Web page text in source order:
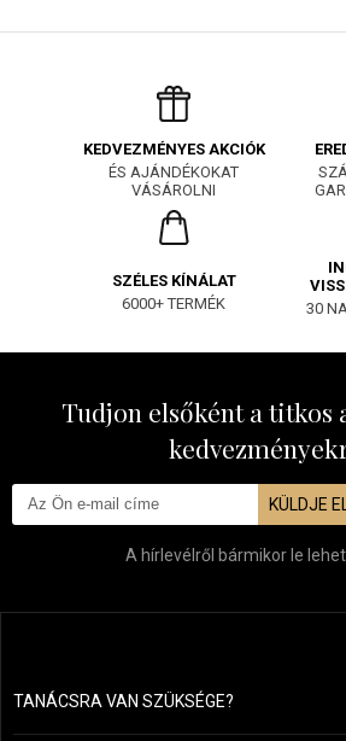
KEDVEZMÉNYES AKCIÓK
ÉS AJÁNDÉKOKAT
VÁSÁROLNI
SZÉLES KÍNÁLAT
6000+ TERMÉK
30
Tudjon elsőként a titkos
KÜLDJE
A hírlevélről bármikor le
TANÁCSRA VAN SZÜKSÉGE?info@mapeja.hu
Általános szerződési